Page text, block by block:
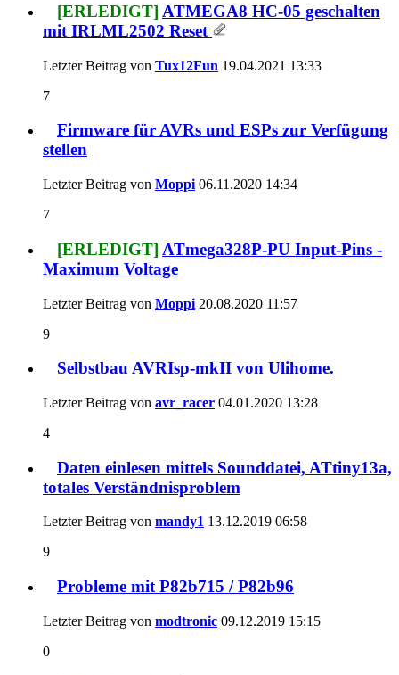
[ERLEDIGT] ATMEGA8 HC-05 geschalten
mit IRLML2502 Reset
Letzter Beitrag von Tux12Fun 19.04.2021 13:33
7
Firmware für AVRs und ESPs zur Verfügung
stellen
Letzter Beitrag von Moppi 06.11.2020 14:34
7
[ERLEDIGT] ATmega328P-PU Input-Pins -
Maximum Voltage
Letzter Beitrag von Moppi 20.08.2020 11:57
9
Selbstbau AVRIsp-mkII von Ulihome.
Letzter Beitrag von avr_racer 04.01.2020 13:28
4
Daten einlesen mittels Sounddatei, ATtiny13a,
totales Verständnisproblem
Letzter Beitrag von mandy1 13.12.2019 06:58
9
Probleme mit P82b715 / P82b96
Letzter Beitrag von modtronic 09.12.2019 15:15
0